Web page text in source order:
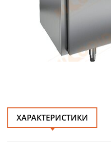
ХАРАКТЕРИСТИКИ